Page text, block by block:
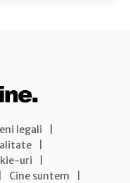
legali
uri
Cine suntem